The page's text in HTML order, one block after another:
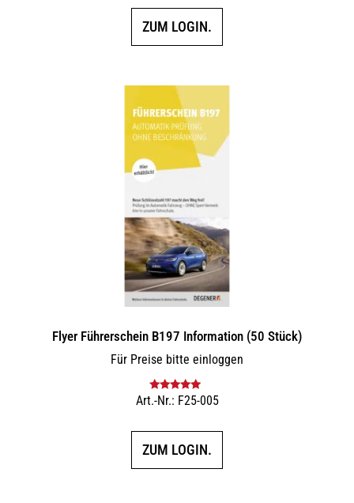
ZUM LOGIN.
Flyer Führerschein B197 Information (50 Stück)
Für Preise bitte einloggen
Bewertet mit
Art.-Nr.: F25-005
ZUM LOGIN.